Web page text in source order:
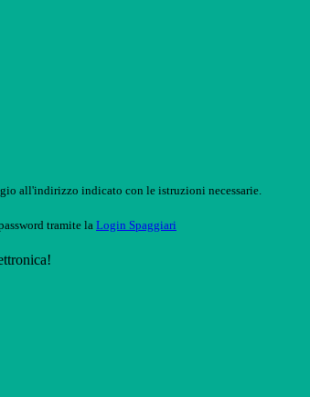
all'indirizzo indicato con le istruzioni necessarie.
tramite la Login Spaggiari